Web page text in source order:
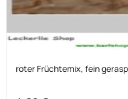
roter Früchtemix, fein